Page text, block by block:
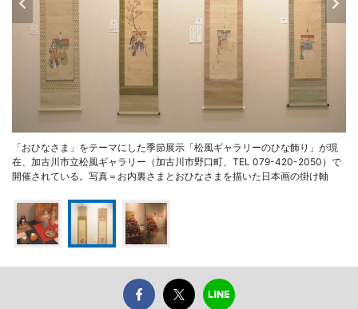
「おひなさま」をテーマにした季節展示「松風ギャラリーのひな飾り」が現
在、加古川市立松風ギャラリー（加古川市野口町、TEL 079-420-2050）で
開催されている。写真＝お内裏さまとおひなさまを描いた日本画の掛け軸